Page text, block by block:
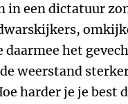
in een dictatuur
daarmee het
weerstand
harder je je best